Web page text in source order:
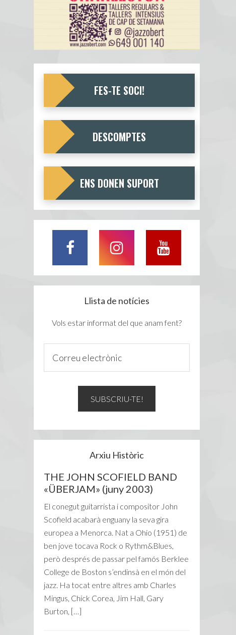
FES-TE SOCI!
DESCOMPTES
ENS DONEN SUPORT
Llista de notícies
Vols estar informat del que anam fent?
Arxiu Històric
THE JOHN SCOFIELD BAND
«ÜBERJAM» (juny 2003)
El conegut guitarrista i compositor John
Scofield acabarà enguany la seva gira
europea a Menorca. Nat a Ohio (1951) de
ben jove tocava Rock o Rythm&Blues,
però després de passar pel famós Berklee
College de Boston s’endinsà en el món del
jazz. Ha tocat entre altres amb Charles
Mingus, Chick Corea, Jim Hall, Gary
Burton, […]